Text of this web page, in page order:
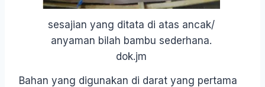
sesajian yang ditata di atas ancak/
anyaman bilah bambu sederhana.
dok.jm
Bahan yang digunakan di darat yang pertama